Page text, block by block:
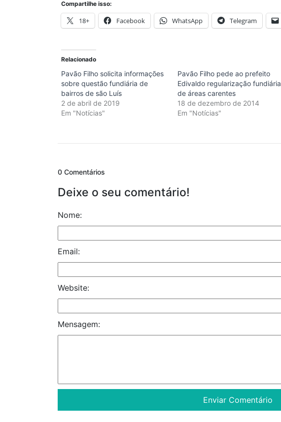
Compartilhe isso:
18+ Facebook WhatsApp Telegram
Relacionado
Pavão Filho solicita informações
sobre questão fundiária de
bairros de são Luís
2 de abril de 2019
Em "Notícias"
Pavão Filho pede ao prefeito
Edivaldo regularização fundiária
de áreas carentes
18 de dezembro de 2014
Em "Notícias"
0 Comentários
Deixe o seu comentário!
Nome:
Email:
Website:
Mensagem: